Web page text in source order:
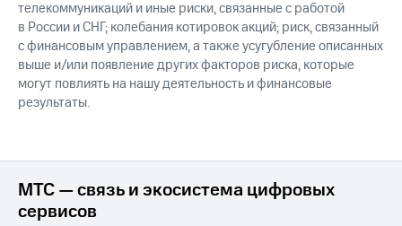
телекоммуникаций и иные риски, связанные с работой
в России и СНГ; колебания котировок акций; риск, связанный
с финансовым управлением, а также усугубление описанных
выше и/или появление других факторов риска, которые
могут повлиять на нашу деятельность и финансовые
результаты.
МТС — связь и экосистема цифровых
сервисов